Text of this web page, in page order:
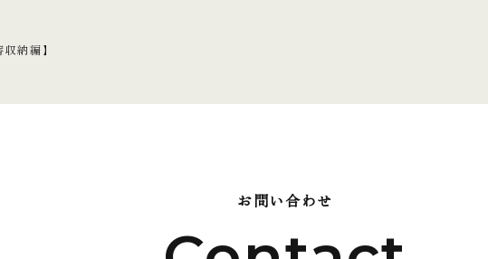
納編】
お問い合わせ